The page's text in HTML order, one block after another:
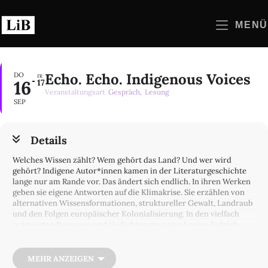
Inhalt
springen
MENÜ
DO
16
SEP
FR
17Echo. Echo. Indigenous Voices
Veranstaltungsart Gespräch, Lesung
Details
Welches Wissen zählt? Wem gehört das Land? Und wer wird
gehört? Indigene Autor*innen kamen in der Literaturgeschichte
lange nur am Rande vor. Das ändert sich endlich. In ihren Werken
geben sie eigene Antworten auf die Klimakrise. Sie erzählen von
alternativen Wissensformationen, struktureller Gewalt, Landraub
und den Folgen europäischer Kolonialisierung. In den vielfach
literature« nur noch selten rein lokal verwurzelt ist. Als Teil
globaler Literatur überschreitet sie sprachliche Grenzen; sie
MEHR ANZEIGEN